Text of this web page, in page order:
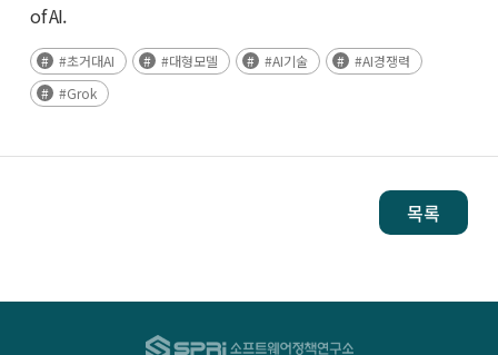
of AI.
#초거대AI #대형모델 #AI기술
#AI경쟁력
#Grok
목록